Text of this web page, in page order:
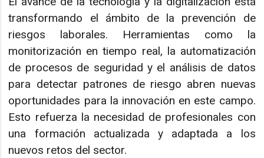
transformando el ámbito de la prevención de
riesgos laborales. Herramientas como la
monitorización en tiempo real, la automatización
de procesos de seguridad y el análisis de datos
para detectar patrones de riesgo abren nuevas
oportunidades para la innovación en este campo.
Esto refuerza la necesidad de profesionales con
una formación actualizada y adaptada a los
nuevos retos del sector.